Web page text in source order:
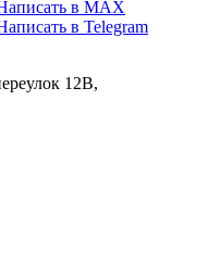
в MAX
в Telegram
12В,